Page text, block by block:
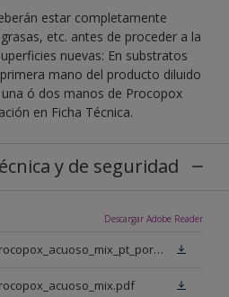
estar completamente
etc. antes de proceder a la
nuevas: En substratos
mano del producto diluido
ó dos manos de Procopox
en Ficha Técnica.
y de seguridad
Descargar Adobe Reader
ficha_tecnica_293_procopox_acuoso_mix_pt_portugal.pdf